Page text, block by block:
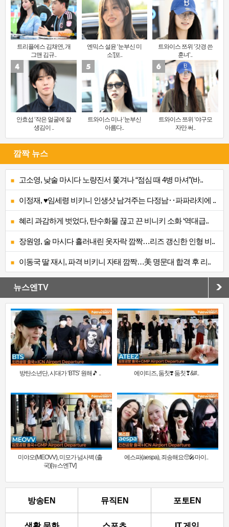
트리플에스 김채연, 개
그맨 김규..
엔믹스 설윤 ‘눈부신 미
소’[포..
트와이스 쯔위 ‘갓경 쓴
훈녀’..
안효섭 ‘작은 얼굴에 잘
생김이 ..
트와이스 미나 ‘눈부신
아름다..
트와이스 쯔위 ‘야구모
자만 써..
깜짝 뉴스
고소영, 낮술 마시다 노량진서 쫓겨나 “점심 때 4병 마셔”(바..
이정재, ♥임세령 비키니 인생샷 남겨주는 다정남‥파파라치에 ..
혜리 과감하게 벗었다, 탄수화물 끊고 끈 비니키 소화 ‘역대급..
장원영, 술 마시다 흘러내린 옷자락 깜짝…리즈 갱신한 인형 비..
이동국 딸 재시, 파격 비키니 자태 깜짝…美 명문대 합격 후 리..
뉴스엔TV
방탄소년단, 시대가 ‘BTS’ 원해🎵 .. 에이티즈, 둠칫❣️ 둠칫❣&#..
미야오(MEOVV), 미모가 넘사벽 (출
국)[뉴스엔TV]
에스파(aespa), 죄송해요🥺🎤마이..
방송EN 뮤직EN 포토EN